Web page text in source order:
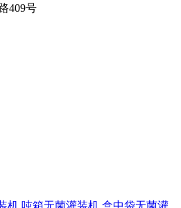
409号
机 吨箱无菌灌装机 盒中袋无菌灌